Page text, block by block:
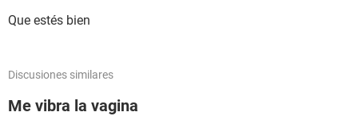
Que estés bien
Discusiones similares
Me vibra la vagina